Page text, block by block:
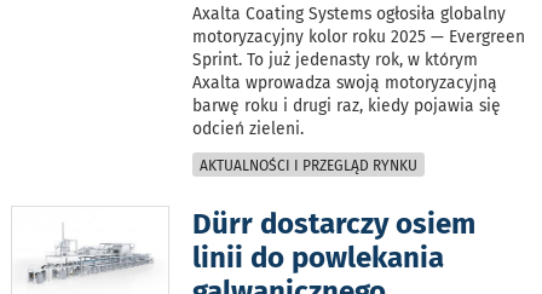
Axalta Coating Systems ogłosiła globalny
motoryzacyjny kolor roku 2025 — Evergreen
Sprint. To już jedenasty rok, w którym
Axalta wprowadza swoją motoryzacyjną
barwę roku i drugi raz, kiedy pojawia się
odcień zieleni.
AKTUALNOŚCI I PRZEGLĄD RYNKU
Dürr dostarczy osiem
linii do powlekania